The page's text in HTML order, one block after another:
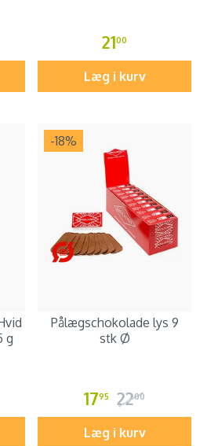
2100
Læg i kurv
g
-18%
Pålægschokolade lys 9
stk Ø
1795 2200
Læg i kurv